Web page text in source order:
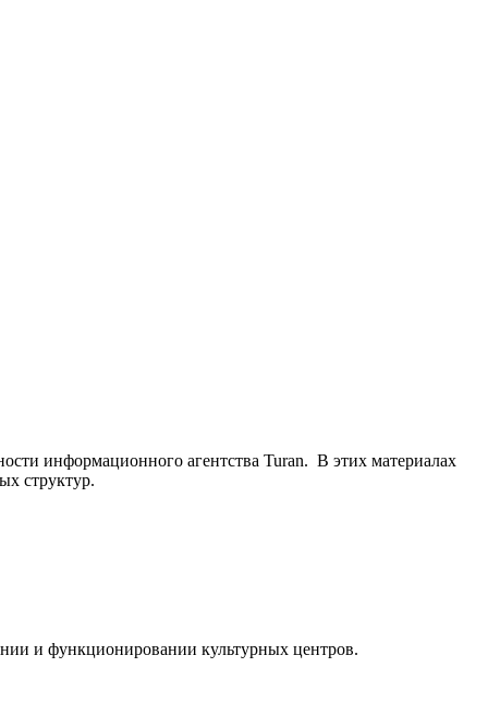
информационного агентства Turan. В этих материалах
структур.
и функционировании культурных центров.